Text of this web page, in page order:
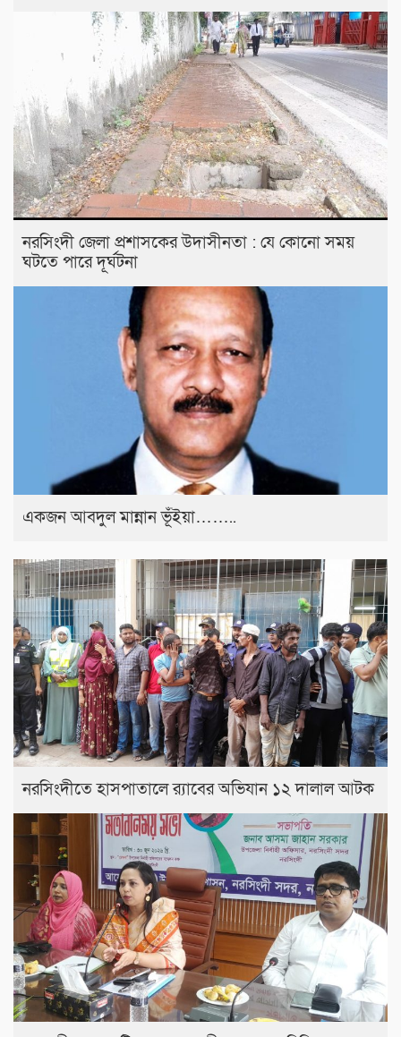
নরসিংদী জেলা প্রশাসকের উদাসীনতা : যে কোনো সময়
ঘটতে পারে দূর্ঘটনা
একজন আবদুল মান্নান ভূঁইয়া……..
নরসিংদীতে হাসপাতালে র‍্যাবের অভিযান ১২ দালাল আটক